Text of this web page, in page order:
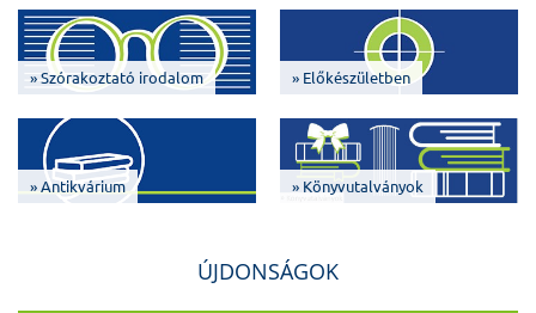
» Szórakoztató irodalom » Előkészületben
» Antikvárium » Könyvutalványok
ÚJDONSÁGOK